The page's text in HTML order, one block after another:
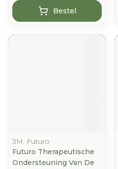
Bestel
3M, Futuro
Futuro Therapeutische
Ondersteuning Van De